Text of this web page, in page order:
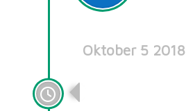
Oktober 5 2018